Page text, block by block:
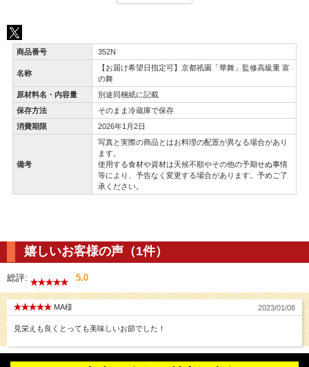
商品番号 352N
名称
【お届け希望日指定可】京都祇園「華舞」監修高級重 富
の舞
原材料名・内容量
別途同梱紙に記載
保存方法
そのまま冷蔵庫で保存
消費期限
2026年1月2日
備考
写真と実際の商品とはお料理の配置が異なる場合があり
ます。
使用する食材や資材は天候不順やその他の予期せぬ事情
等により、予告なく変更する場合があります。予めご了
承ください。
嬉しいお客様の声（1件）
総評: 5.0
MA様 2023/01/08
見栄えも良くとっても美味しいお節でした！